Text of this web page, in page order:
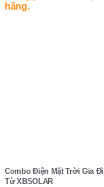
Combo Điện Mặt Trời Gia
Từ XBSOLAR